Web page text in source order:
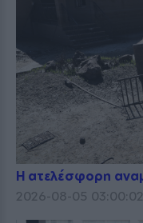
Η ατελέσφορη
2026-08-05 03:00:02